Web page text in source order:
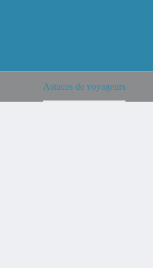
Astuces de voyageurs